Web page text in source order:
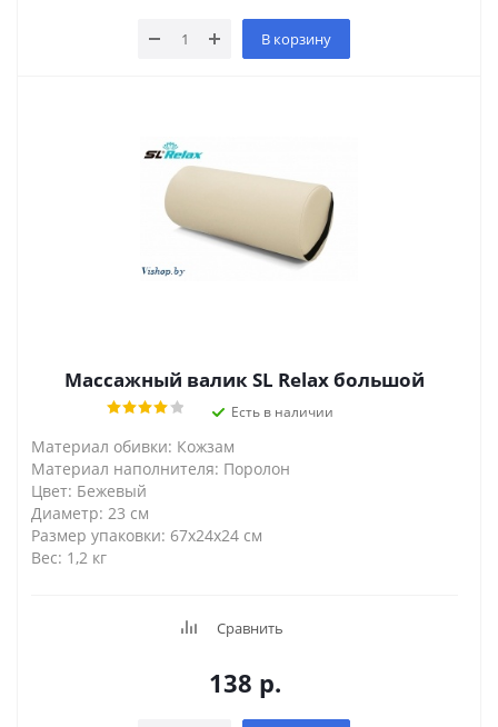
В корзину
Массажный валик SL Relax большой
Есть в наличии
Материал обивки: Кожзам
Материал наполнителя: Поролон
Цвет: Бежевый
Диаметр: 23 см
Размер упаковки: 67x24x24 см
Вес: 1,2 кг
Сравнить
138 р.